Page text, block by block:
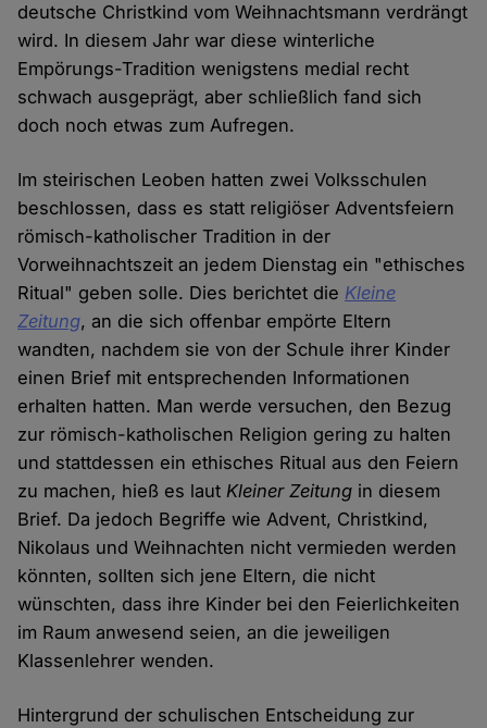
deutsche Christkind vom Weihnachtsmann verdrängt
wird. In diesem Jahr war diese winterliche
Empörungs-Tradition wenigstens medial recht
schwach ausgeprägt, aber schließlich fand sich
doch noch etwas zum Aufregen.
Im steirischen Leoben hatten zwei Volksschulen
beschlossen, dass es statt religiöser Adventsfeiern
römisch-katholischer Tradition in der
Vorweihnachtszeit an jedem Dienstag ein "ethisches
Ritual" geben solle. Dies berichtet die Kleine
Zeitung, an die sich offenbar empörte Eltern
wandten, nachdem sie von der Schule ihrer Kinder
einen Brief mit entsprechenden Informationen
erhalten hatten. Man werde versuchen, den Bezug
zur römisch-katholischen Religion gering zu halten
und stattdessen ein ethisches Ritual aus den Feiern
zu machen, hieß es lautKleiner Zeitung in diesem
Brief. Da jedoch Begriffe wie Advent, Christkind,
Nikolaus und Weihnachten nicht vermieden werden
könnten, sollten sich jene Eltern, die nicht
wünschten, dass ihre Kinder bei den Feierlichkeiten
im Raum anwesend seien, an die jeweiligen
Klassenlehrer wenden.
Hintergrund der schulischen Entscheidung zur